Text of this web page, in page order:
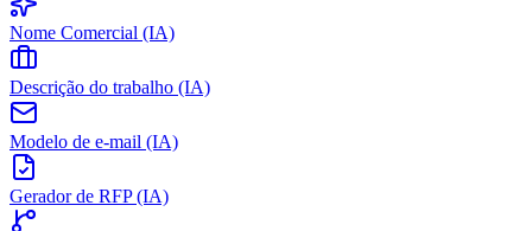
Nome Comercial (IA)
Descrição do trabalho (IA)
Modelo de e-mail (IA)
Gerador de RFP (IA)